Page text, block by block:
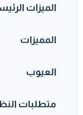
الميزات
المميزات
العيوب
متطلبات